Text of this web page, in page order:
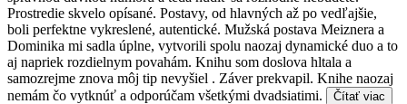
Prostredie skvelo opísané. Postavy, od hlavných až po vedľajšie,
boli perfektne vykreslené, autentické. Mužská postava Meiznera a
Dominika mi sadla úplne, vytvorili spolu naozaj dynamické duo a to
aj napriek rozdielnym povahám. Knihu som doslova hltala a
samozrejme znova môj tip nevyšiel . Záver prekvapil. Knihe naozaj
nemám čo vytknúť a odporúčam všetkými dvadsiatimi.
Čítať viac